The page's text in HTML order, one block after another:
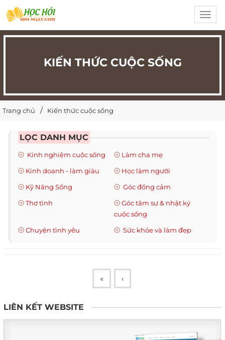
KIẾN THỨC CUỘC SỐNG
Trang chủ Kiến thức cuộc sống
LỌC DANH MỤC
Kinh nghiệm cuộc sống
Làm cha mẹ
Kinh doanh - làm giàu
Học làm người
Kỹ Năng Sống
Góc đồng cảm
Thơ tình
Góc tâm sự & nhật ký
cuộc sống
Chuyện tình yêu
Sức khỏe và làm đẹp
« ‹
LIÊN KẾT WEBSITE